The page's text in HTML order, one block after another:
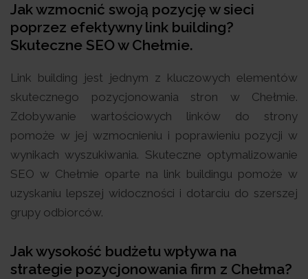
Jak wzmocnić swoją pozycję w sieci
poprzez efektywny link building?
Skuteczne SEO w Chełmie.
Link building jest jednym z kluczowych elementów
skutecznego pozycjonowania stron w Chełmie.
Zdobywanie wartościowych linków do strony
pomoże w jej wzmocnieniu i poprawieniu pozycji w
wynikach wyszukiwania. Skuteczne optymalizowanie
SEO w Chełmie oparte na link buildingu pomoże w
uzyskaniu lepszej widoczności i dotarciu do szerszej
grupy odbiorców.
Jak wysokość budżetu wpływa na
strategie pozycjonowania firm z Chełma?